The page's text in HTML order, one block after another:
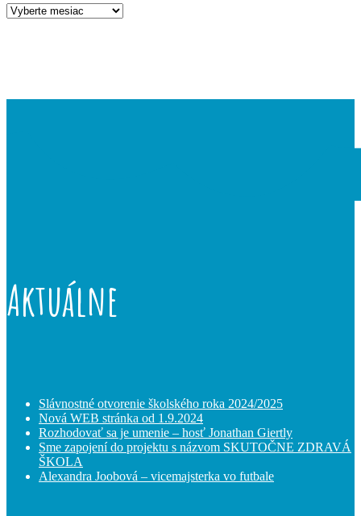
Archív
Aktuálne
Slávnostné otvorenie školského roka 2024/2025
Nová WEB stránka od 1.9.2024
Rozhodovať sa je umenie – hosť Jonathan Giertly
Sme zapojení do projektu s názvom SKUTOČNE ZDRAVÁ
ŠKOLA
Alexandra Joobová – vicemajsterka vo futbale